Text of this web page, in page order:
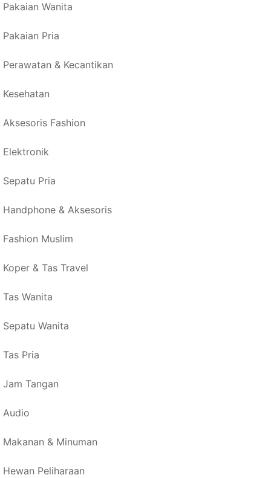
Pakaian Wanita
Pakaian Pria
Perawatan & Kecantikan
Kesehatan
Aksesoris Fashion
Elektronik
Sepatu Pria
Handphone & Aksesoris
Fashion Muslim
Koper & Tas Travel
Tas Wanita
Sepatu Wanita
Tas Pria
Jam Tangan
Audio
Makanan & Minuman
Hewan Peliharaan